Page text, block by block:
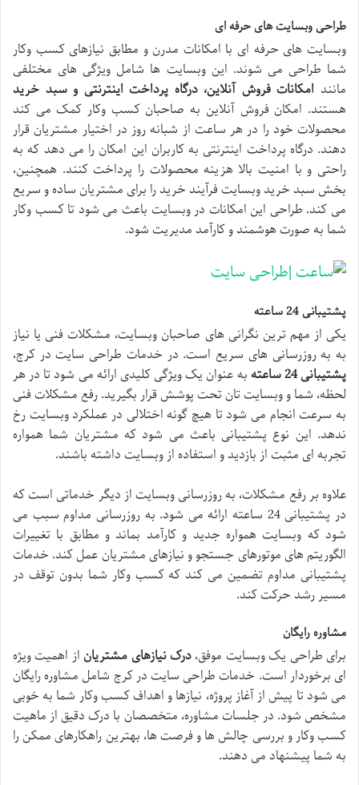
طراحی وبسایت های حرفه ای
وبسایت های حرفه ای با امکانات مدرن و مطابق نیازهای کسب وکار
شما طراحی می شوند. این وبسایت ها شامل ویژگی های مختلفی
مانند امکانات فروش آنلاین، درگاه پرداخت اینترنتی و سبد خرید
هستند. امکان فروش آنلاین به صاحبان کسب وکار کمک می کند
محصولات خود را در هر ساعت از شبانه روز در اختیار مشتریان قرار
دهند. درگاه پرداخت اینترنتی به کاربران این امکان را می دهد که به
راحتی و با امنیت بالا هزینه محصولات را پرداخت کنند. همچنین،
بخش سبد خرید وبسایت فرآیند خرید را برای مشتریان ساده و سریع
می کند. طراحی این امکانات در وبسایت باعث می شود تا کسب وکار
شما به صورت هوشمند و کارآمد مدیریت شود.
پشتیبانی 24 ساعته
یکی از مهم ترین نگرانی های صاحبان وبسایت، مشکلات فنی یا نیاز
به به روزرسانی های سریع است. در خدمات طراحی سایت در کرج،
پشتیبانی 24 ساعته
به عنوان یک ویژگی کلیدی ارائه می شود تا در هر
لحظه، شما و وبسایت تان تحت پوشش قرار بگیرید. رفع مشکلات فنی
به سرعت انجام می شود تا هیچ گونه اختلالی در عملکرد وبسایت رخ
ندهد. این نوع پشتیبانی باعث می شود که مشتریان شما همواره
تجربه ای مثبت از بازدید و استفاده از وبسایت داشته باشند.
علاوه بر رفع مشکلات، به روزرسانی وبسایت از دیگر خدماتی است که
در پشتیبانی 24 ساعته ارائه می شود. به روزرسانی مداوم سبب می
شود که وبسایت همواره جدید و کارآمد بماند و مطابق با تغییرات
الگوریتم های موتورهای جستجو و نیازهای مشتریان عمل کند. خدمات
پشتیبانی مداوم تضمین می کند که کسب وکار شما بدون توقف در
مسیر رشد حرکت کند.
مشاوره رایگان
برای طراحی یک وبسایت موفق،درک نیازهای مشتریاناز اهمیت ویژه
ای برخوردار است. خدمات طراحی سایت در کرج شامل مشاوره رایگان
می شود تا پیش از آغاز پروژه، نیازها و اهداف کسب وکار شما به خوبی
مشخص شود. در جلسات مشاوره، متخصصان با درک دقیق از ماهیت
کسب وکار و بررسی چالش ها و فرصت ها، بهترین راهکارهای ممکن را
به شما پیشنهاد می دهند.